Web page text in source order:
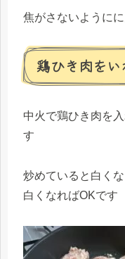
焦がさないように
鶏ひき肉をい
中火で鶏ひき肉を
す
炒めていると白く
白くなればOKです